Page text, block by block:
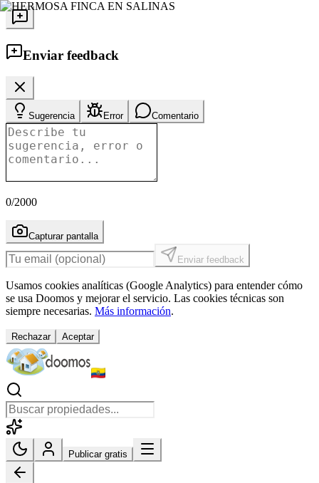
Enviar feedback
Sugerencia Error Comentario
0/2000
Capturar pantalla
Enviar feedback
Usamos cookies analíticas (Google Analytics) para entender cómo
se usa Doomos y mejorar el servicio. Las cookies técnicas son
siempre necesarias. Más información.
Rechazar Aceptar
Publicar gratis